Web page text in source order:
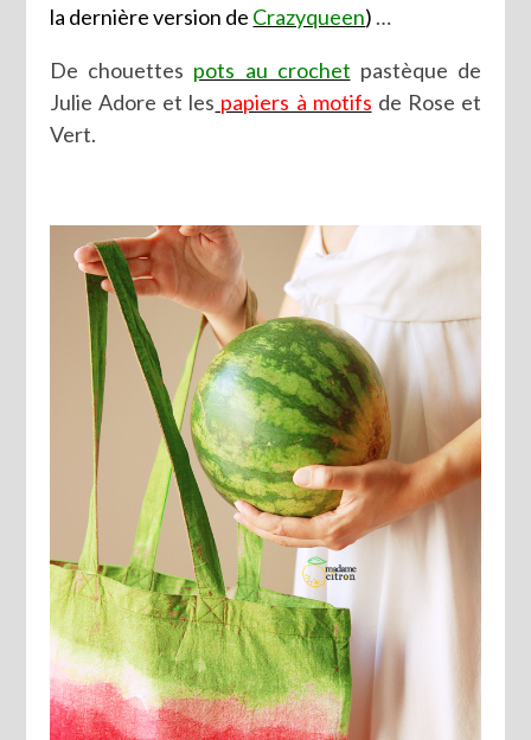
la dernière version de Crazyqueen) …
De chouettes pots au crochet pastèque de
Julie Adore et les papiers à motifs de Rose et
Vert.